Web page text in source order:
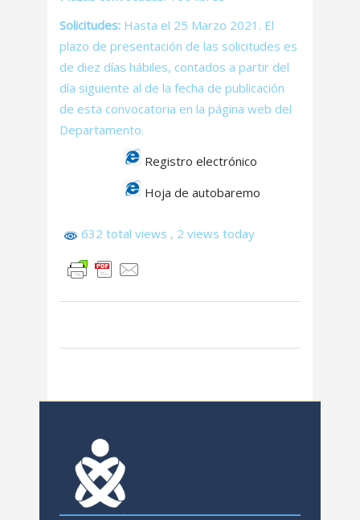
Solicitudes: Hasta el 25 Marzo 2021. El
plazo de presentación de las solicitudes es
de diez días hábiles, contados a partir del
día siguiente al de la fecha de publicación
de esta convocatoria en la página web del
Departamento.
Registro electrónico
Hoja de autobaremo
632 total views , 2 views today